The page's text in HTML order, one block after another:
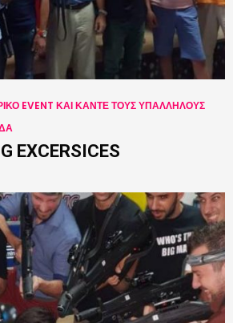
EVENT ΚΑΙ ΚΑΝΤΕ ΤΟΥΣ ΥΠΑΛΛΗΛΟΥΣ
EXCERSICES